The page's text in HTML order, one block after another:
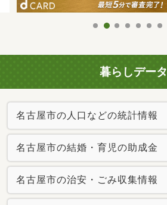
暮らしデータ
名古屋市の人口などの統計情報
名古屋市の結婚・育児の助成金
名古屋市の治安・ごみ収集情報